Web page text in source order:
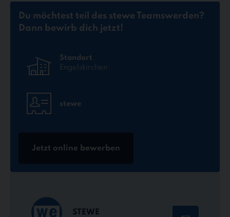
Du möchtest teil des stewe Teamswerden?
Dann bewirb dich jetzt!
Standort
Engelskirchen
stewe
Jetzt online bewerben
STEWE